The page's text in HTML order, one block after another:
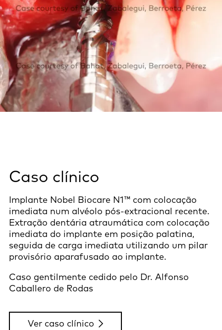
Caso clínico
Implante Nobel Biocare N1™ com colocação
imediata num alvéolo pós-extracional recente.
Extração dentária atraumática com colocação
imediata do implante em posição palatina,
seguida de carga imediata utilizando um pilar
provisório aparafusado ao implante.
Caso gentilmente cedido pelo Dr. Alfonso
Caballero de Rodas
Ver caso clínico